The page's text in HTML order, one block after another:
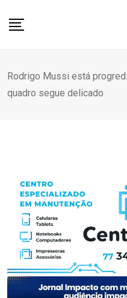
Rodrigo Mussi está
quadro segue delicado